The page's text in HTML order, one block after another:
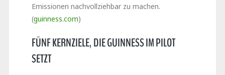
Emissionen nachvollziehbar zu machen.
(guinness.com)
FÜNF KERNZIELE, DIE GUINNESS IM PILOT
SETZT